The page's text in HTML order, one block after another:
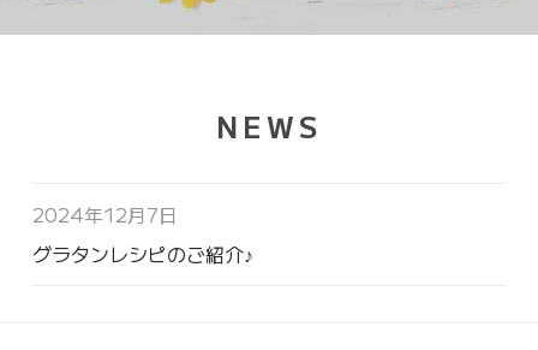
NEWS
2024年12月7日
グラタンレシピのご紹介♪